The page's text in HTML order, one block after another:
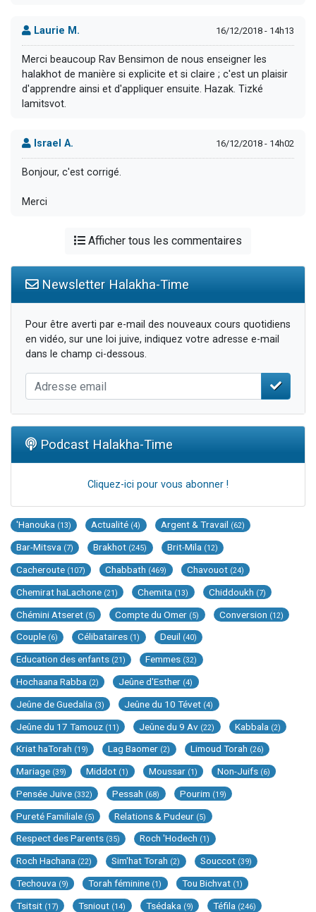
Laurie M. 16/12/2018 - 14h13
Merci beaucoup Rav Bensimon de nous enseigner les
halakhot de manière si explicite et si claire ; c'est un plaisir
d'apprendre ainsi et d'appliquer ensuite. Hazak. Tizké
lamitsvot.
Israel A. 16/12/2018 - 14h02
Bonjour, c'est corrigé.
Merci
Afficher tous les commentaires
Newsletter Halakha-Time
Pour être averti par e-mail des nouveaux cours quotidiens
en vidéo, sur une loi juive, indiquez votre adresse e-mail
dans le champ ci-dessous.
Podcast Halakha-Time
Cliquez-ici pour vous abonner !
'Hanouka (13) Actualité (4) Argent & Travail (62)
Bar-Mitsva (7) Brakhot (245) Brit-Mila (12)
Cacheroute (107) Chabbath (469) Chavouot (24)
Chemirat haLachone (21) Chemita (13) Chiddoukh (7)
Chémini Atseret (5) Compte du Omer (5) Conversion (12)
Couple (6) Célibataires (1) Deuil (40)
Education des enfants (21) Femmes (32)
Hochaana Rabba (2) Jeûne d'Esther (4)
Jeûne de Guedalia (3) Jeûne du 10 Tévet (4)
Jeûne du 17 Tamouz (11) Jeûne du 9 Av (22) Kabbala (2)
Kriat haTorah (19) Lag Baomer (2) Limoud Torah (26)
Mariage (39) Middot (1) Moussar (1) Non-Juifs (6)
Pensée Juive (332) Pessah (68) Pourim (19)
Pureté Familiale (5) Relations & Pudeur (5)
Respect des Parents (35) Roch 'Hodech (1)
Roch Hachana (22) Sim'hat Torah (2) Souccot (39)
Techouva (9) Torah féminine (1) Tou Bichvat (1)
Tsitsit (17) Tsniout (14) Tsédaka (9) Téfila (246)